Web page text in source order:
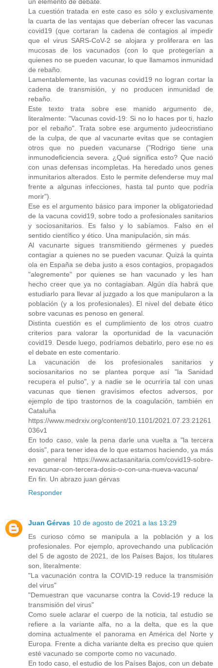
La cuestión tratada en este caso es sólo y exclusivamente
la cuarta de las ventajas que deberían ofrecer las vacunas
covid19 (que cortaran la cadena de contagios al impedir
que el virus SARS-CoV-2 se alojara y proliferara en las
mucosas de los vacunados (con lo que protegerían a
quienes no se pueden vacunar, lo que llamamos inmunidad
de rebaño.
Lamentablemente, las vacunas covid19 no logran cortar la
cadena de transmisión, y no producen inmunidad de
rebaño.
Este texto trata sobre ese manido argumento de,
literalmente: "Vacunas covid-19: Si no lo haces por ti, hazlo
por el rebaño". Trata sobre ese argumento judeocristiano
de la culpa, de que al vacunarte evitas que se contagien
otros que no pueden vacunarse ("Rodrigo tiene una
inmunodeficiencia severa. ¿Qué significa esto? Que nació
con unas defensas incompletas. Ha heredado unos genes
inmunitarios alterados. Esto le permite defenderse muy mal
frente a algunas infecciones, hasta tal punto que podría
morir").
Ese es el argumento básico para imponer la obligatoriedad
de la vacuna covid19, sobre todo a profesionales sanitarios
y sociosanitarios. Es falso y lo sabíamos. Falso en el
sentido científico y ético. Una manipulación, sin más.
Al vacunarte sigues transmitiendo gérmenes y puedes
contagiar a quienes no se pueden vacunar. Quizá la quinta
ola en España se deba justo a esos contagios, propagados
"alegremente" por quienes se han vacunado y les han
hecho creer que ya no contagiaban. Algún día habrá que
estudiarlo para llevar al juzgado a los que manipularon a la
población (y a los profesionales). El nivel del debate ético
sobre vacunas es penoso en general.
Distinta cuestión es el cumplimiento de los otros cuatro
criterios para valorar la oportunidad de la vacunación
covid19. Desde luego, podríamos debatirlo, pero ese no es
el debate en este comentario.
La vacunación de los profesionales sanitarios y
sociosanitarios no se plantea porque así "la Sanidad
recupera el pulso", y a nadie se le ocurriría tal con unas
vacunas que tienen gravísimos efectos adversos, por
ejemplo de tipo trastornos de la coagulación, también en
Cataluña
https://www.medrxiv.org/content/10.1101/2021.07.23.21261
036v1
En todo caso, vale la pena darle una vuelta a "la tercera
dosis", para tener idea de lo que estamos haciendo, ya más
en general https://www.actasanitaria.com/covid19-sobre-
revacunar-con-tercera-dosis-o-con-una-nueva-vacuna/
En fin. Un abrazo juan gérvas
Responder
Juan Gérvas 10 de agosto de 2021 a las 13:29
Es curioso cómo se manipula a la población y a los
profesionales. Por ejemplo, aprovechando una publicación
del 5 de agosto de 2021, de los Países Bajos, los titulares
son, literalmente:
"La vacunación contra la COVID-19 reduce la transmisión
del virus"
"Demuestran que vacunarse contra la Covid-19 reduce la
transmisión del virus"
Como suele aclarar el cuerpo de la noticia, tal estudio se
refiere a la variante alfa, no a la delta, que es la que
domina actualmente el panorama en América del Norte y
Europa. Frente a dicha variante delta es preciso que quien
esté vacunado se comporte como no vacunado.
En todo caso, el estudio de los Países Bajos, con un debate